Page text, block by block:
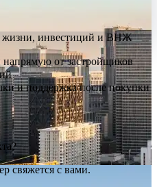
жизни, инвестиций и ВНЖ
от застройщиков
и поддержка после покупки
свяжется с вами.